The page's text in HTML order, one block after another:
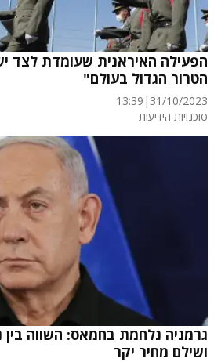
הפעילה האיראנית שעומדת לצד
הטרור הגדול בעולם"
31/10/2023
|
13:39
סוכנויות הידיעות
גרמניה נלחמת בחמאס: השווה בין
ושילם מחיר יקר